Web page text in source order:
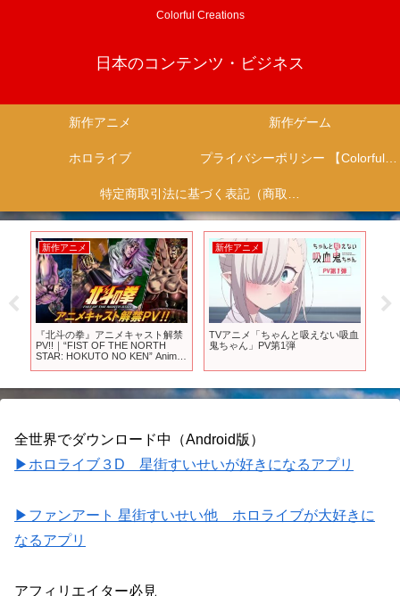
Colorful Creations
日本のコンテンツ・ビジネス
新作アニメ 新作ゲーム
ホロライブ プライバシーポリシー 【Colorful Creation】
特定商取引法に基づく表記（商取引に関する開示）
新作アニメ
『北斗の拳』アニメキャスト解禁
PV!!｜“FIST OF THE NORTH
STAR: HOKUTO NO KEN” Anime
新作アニメ
TVアニメ「ちゃんと吸えない吸血
鬼ちゃん」PV第1弾
全世界でダウンロード中（Android版）
▶ホロライブ３D 星街すいせいが好きになるアプリ
▶ファンアート 星街すいせい他 ホロライブが大好きに
なるアプリ
アフィリエイター必見